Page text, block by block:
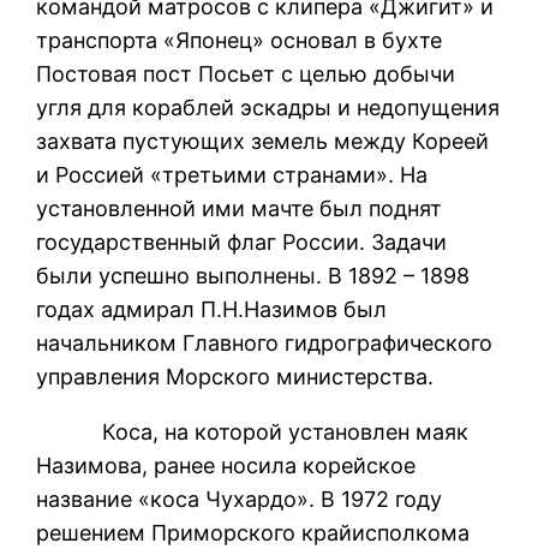
командой матросов с клипера «Джигит» и
транспорта «Японец» основал в бухте
Постовая пост Посьет с целью добычи
угля для кораблей эскадры и недопущения
захвата пустующих земель между Кореей
и Россией «третьими странами». На
установленной ими мачте был поднят
государственный флаг России. Задачи
были успешно выполнены. В 1892 – 1898
годах адмирал П.Н.Назимов был
начальником Главного гидрографического
управления Морского министерства.
Коса, на которой установлен маяк
Назимова, ранее носила корейское
название «коса Чухардо». В 1972 году
решением Приморского крайисполкома